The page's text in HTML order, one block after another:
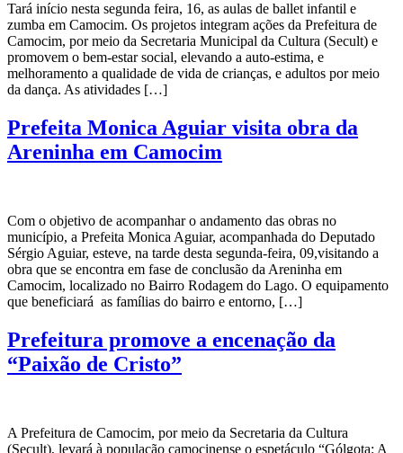
Tará início nesta segunda feira, 16, as aulas de ballet infantil e
zumba em Camocim. Os projetos integram ações da Prefeitura de
Camocim, por meio da Secretaria Municipal da Cultura (Secult) e
promovem o bem-estar social, elevando a auto-estima, e
melhoramento a qualidade de vida de crianças, e adultos por meio
da dança. As atividades […]
Prefeita Monica Aguiar visita obra da
Areninha em Camocim
Com o objetivo de acompanhar o andamento das obras no
município, a Prefeita Monica Aguiar, acompanhada do Deputado
Sérgio Aguiar, esteve, na tarde desta segunda-feira, 09,visitando a
obra que se encontra em fase de conclusão da Areninha em
Camocim, localizado no Bairro Rodagem do Lago. O equipamento
que beneficiará as famílias do bairro e entorno, […]
Prefeitura promove a encenação da
“Paixão de Cristo”
A Prefeitura de Camocim, por meio da Secretaria da Cultura
(Secult), levará à população camocinense o espetáculo “Gólgota: A